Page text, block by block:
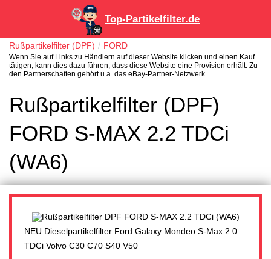
Top-Partikelfilter.de
Rußpartikelfilter (DPF) FORD
Wenn Sie auf Links zu Händlern auf dieser Website klicken und einen Kauf
tätigen, kann dies dazu führen, dass diese Website eine Provision erhält. Zu
den Partnerschaften gehört u.a. das eBay-Partner-Netzwerk.
Rußpartikelfilter (DPF)
FORD S-MAX 2.2 TDCi
(WA6)
NEU Dieselpartikelfilter Ford Galaxy Mondeo S-Max 2.0
TDCi Volvo C30 C70 S40 V50